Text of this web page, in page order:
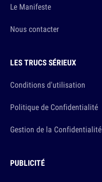
Le Manifeste
Nous contacter
LES TRUCS SÉRIEUX
Conditions d'utilisation
Politique de Confidentialité
Gestion de la Confidentialité
PUBLICITÉ